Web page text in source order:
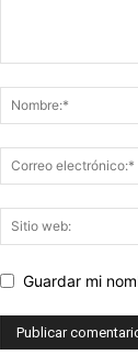
Guardar mi